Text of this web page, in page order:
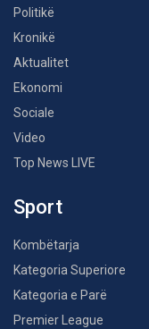
Politikë
Kronikë
Aktualitet
Ekonomi
Sociale
Video
Top News LIVE
Sport
Kombëtarja
Kategoria Superiore
Kategoria e Parë
Premier League